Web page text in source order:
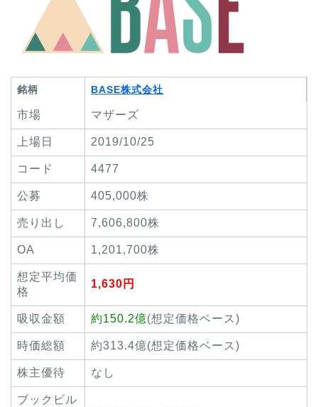
銘柄 BASE株式会社
市場 マザーズ
上場日 2019/10/25
コード 4477
公募 405,000株
売り出し 7,606,800株
OA 1,201,700株
想定平均価
格
1,630円
吸収金額 約150.2億(想定価格ベース)
時価総額 約313.4億(想定価格ベース)
株主優待 なし
ブックビル